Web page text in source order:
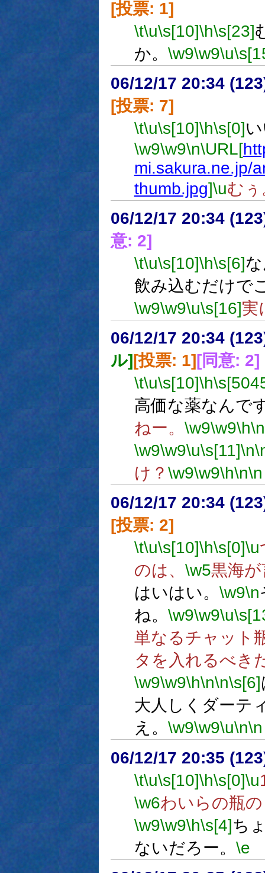
[投票: 1]
\t\u\s[10]\h\s[23]
か。 \w9\w9\u
06/12/17 20:34
[投票: 7]
\t\u\s[10]\h\s[0]
\w9\w9\n\URL[
mi.sakura.ne.jp/
thumb.jpg]\uむぅ
06/12/17 20:34
意: 2]
\t\u\s[10]\h\s[6]
飲み込むだけで
\w9\w9\u\s[16]実
06/12/17 20:34
ル][投票: 1][同意: 2]
\t\u\s[10]\h
高価な薬なんで
ねー。 \w9\w9\h\n
\w9\w9\u\s[11]\n
け？ \w9\w9\h\n\n
06/12/17 20:34
[投票: 2]
\t\u\s[10]\h\s[0]\u
のは、 \w5黒海
はいはい。 \w9\n
ね。 \w9\w9\u
単なるチャット
タを入れるべき
\w9\w9\h\n\n\s[6]
大人しくダーテ
え。 \w9\w9\u\n\n
06/12/17 20:35
\t\u\s[10]\h\s[0]\u
\w6わいらの瓶
\w9\w9\h\s[4]ち
ないだろー。 \e